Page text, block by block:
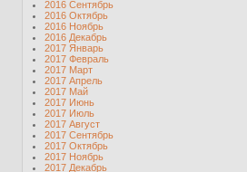
2016 Сентябрь
2016 Октябрь
2016 Ноябрь
2016 Декабрь
2017 Январь
2017 Февраль
2017 Март
2017 Апрель
2017 Май
2017 Июнь
2017 Июль
2017 Август
2017 Сентябрь
2017 Октябрь
2017 Ноябрь
2017 Декабрь